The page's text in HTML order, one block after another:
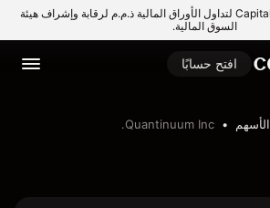
تخضع شركة Capital Com MENA لتداول الأوراق المالية ذ.م.م لرقابة وإشراف هيئة
السوق المالية.
افتح حسابًا
الأسهم Quantinuum Inc.